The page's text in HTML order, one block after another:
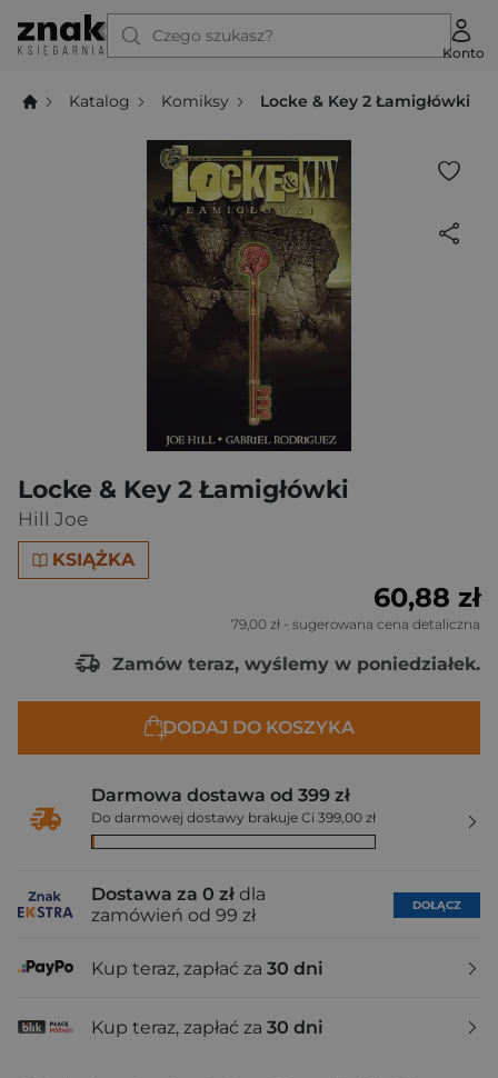
Czego szukasz?
Konto
Katalog Komiksy Locke & Key 2 Łamigłówki
Locke & Key 2 Łamigłówki
Hill Joe
KSIĄŻKA
60,88 zł
79,00 zł - sugerowana cena detaliczna
Zamów teraz, wyślemy w poniedziałek.
DODAJ DO KOSZYKA
Darmowa dostawa od 399 zł
Do darmowej dostawy brakuje Ci 399,00 zł
Dostawa za 0 zł dla
zamówień od 99 zł
DOŁĄCZ
Kup teraz, zapłać za 30 dni
Kup teraz, zapłać za 30 dni